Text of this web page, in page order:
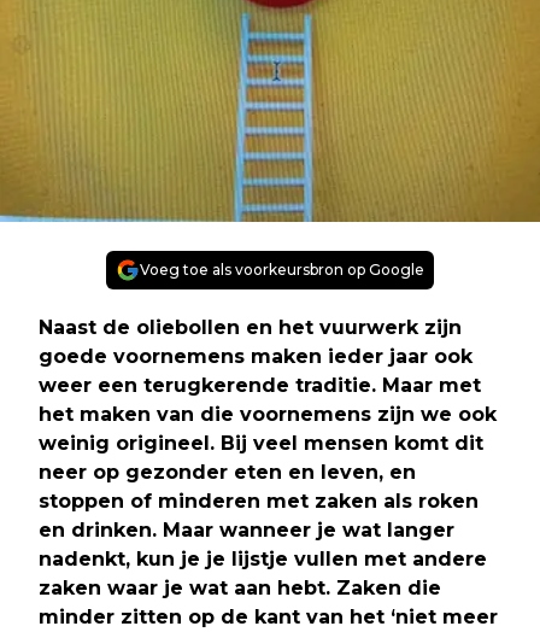
Voeg toe als voorkeursbron op Google
Naast de oliebollen en het vuurwerk zijn
goede voornemens maken ieder jaar ook
weer een terugkerende traditie. Maar met
het maken van die voornemens zijn we ook
weinig origineel. Bij veel mensen komt dit
neer op gezonder eten en leven, en
stoppen of minderen met zaken als roken
en drinken. Maar wanneer je wat langer
nadenkt, kun je je lijstje vullen met andere
zaken waar je wat aan hebt. Zaken die
minder zitten op de kant van het ‘niet meer